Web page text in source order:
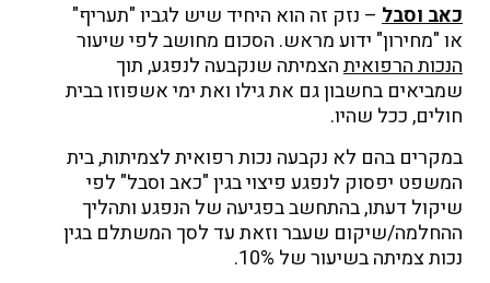
כאב וסבל – נזק זה הוא היחיד שיש לגביו "תעריף"
או "מחירון" ידוע מראש. הסכום מחושב לפי שיעור
הנכות הרפואיתהצמיתה שנקבעה לנפגע, תוך
שמביאים בחשבון גם את גילו ואת ימי אשפוזו בבית
חולים, ככל שהיו.
במקרים בהם לא נקבעה נכות רפואית לצמיתות, בית
המשפט יפסוק לנפגע פיצוי בגין "כאב וסבל" לפי
שיקול דעתו, בהתחשב בפגיעה של הנפגע ותהליך
ההחלמה/שיקום שעבר וזאת עד לסך המשתלם בגין
נכות צמיתה בשיעור של 10%.